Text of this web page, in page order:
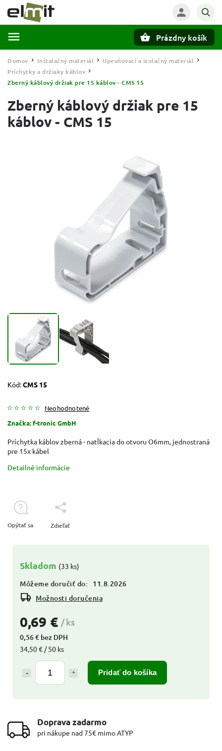
Prázdny košík
Domov / Inštalačný materiál / Upevňovací a izolačný materiál /
Príchytky a držiaky káblov /
Zberný káblový držiak pre 15 káblov - CMS 15
Zberný káblový držiak pre 15
káblov - CMS 15
Kód:CMS 15
Neohodnotené
Značka:f-tronic GmbH
0,69 € / ks
0,56 € bez DPH
34,50 € / 50 ks
Pridať do košíka
Skladom (33 ks)
Môžeme doručiť do:
11.8.2026
Možnosti doručenia
Príchytka káblov zberná - natĺkacia do otvoru O6mm, jednostraná
pre 15x kábel
Detailné informácie
Opýtať sa Zdieľať
Doprava zadarmo
pri nákupe nad 75€ mimo ATYP